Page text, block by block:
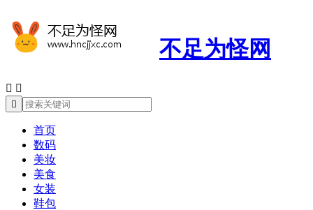
不足为怪网
 

首页
数码
美妆
美食
女装
鞋包